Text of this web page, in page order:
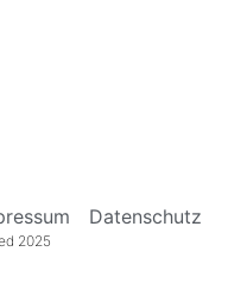
Datenschutz
2025